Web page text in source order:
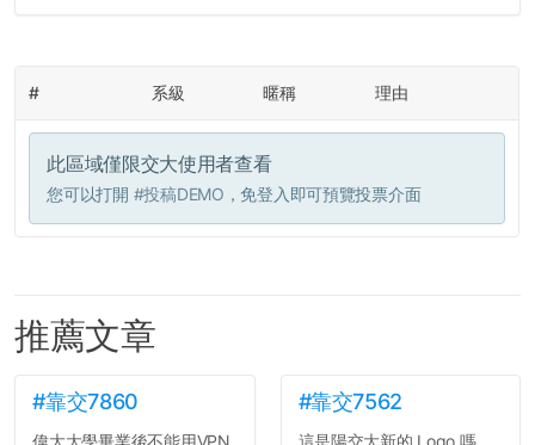
# 系級 暱稱 理由
此區域僅限交大使用者查看
您可以打開 #投稿DEMO ，免登入即可預覽投票介面
推薦文章
#靠交7860
偉大大學畢業後不能用VPN
#靠交7562
這是陽交大新的 Logo 嗎...